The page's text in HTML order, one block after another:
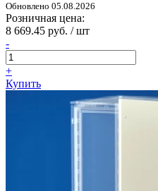
Обновлено 05.08.2026
Розничная цена:
8 669.45 руб. / шт
-
+
Купить